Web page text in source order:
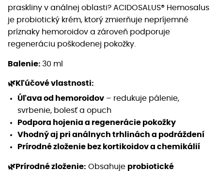
praskliny v análnej oblasti? ACIDOSALUS® Hemosalus
je probiotický krém, ktorý zmierňuje nepríjemné
príznaky hemoroidov a zároveň podporuje
regeneráciu poškodenej pokožky.
Balenie: 30 ml
🌿Kľúčové vlastnosti:
Úľava od hemoroidov – redukuje pálenie,
svrbenie, bolesť a opuch
Podpora hojenia a regenerácie pokožky
Vhodný aj pri análnych trhlinách a podráždení
Prírodné zloženie bez kortikoidov a chemikálií
🌿Prírodné zloženie: Obsahuje probiotické